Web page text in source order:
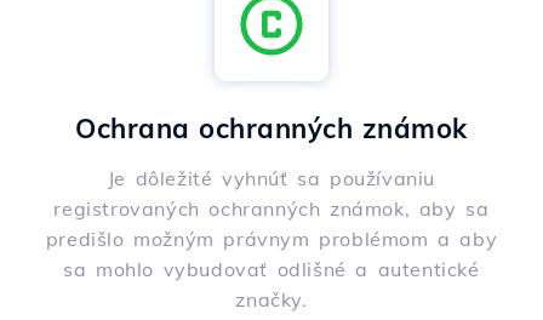
Ochrana ochranných známok
Je dôležité vyhnúť sa používaniu
registrovaných ochranných známok, aby sa
predišlo možným právnym problémom a aby
sa mohlo vybudovať odlišné a autentické
značky.